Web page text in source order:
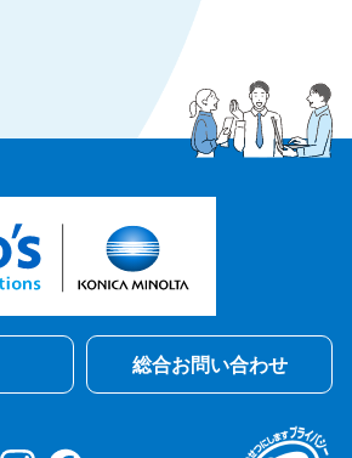
総合お問い合わせ